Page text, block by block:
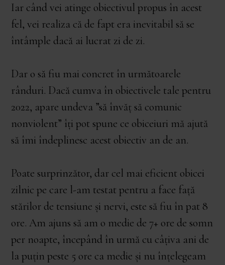
Iar când vei atinge obiectivul propus în acest
fel, vei realiza că de fapt era inevitabil să se
întâmple dacă ai lucrat zi de zi.
Dar o să fiu mai concret în următoarele
rânduri. Dacă cumva în obiectivele tale pentru
2022, apare undeva ”să învăț să comunic
nonviolent” îți pot spune ce obiceiuri mă ajută
să îmi îndeplinesc acest obiectiv an de an.
Poate surprinzător, dar cel mai eficient obicei
zilnic pe care l-am testat pentru a face față
stărilor de tensiune și nervi, este să fiu în pat 8
ore. Am ajuns să am o medie de 7+ ore de somn
per noapte, începând în urmă cu câțiva ani de
la puțin peste 5 ore ca medie și nu înțelegeam